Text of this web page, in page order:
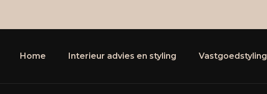
Home
Interieur advies en styling Vastgoedstyling